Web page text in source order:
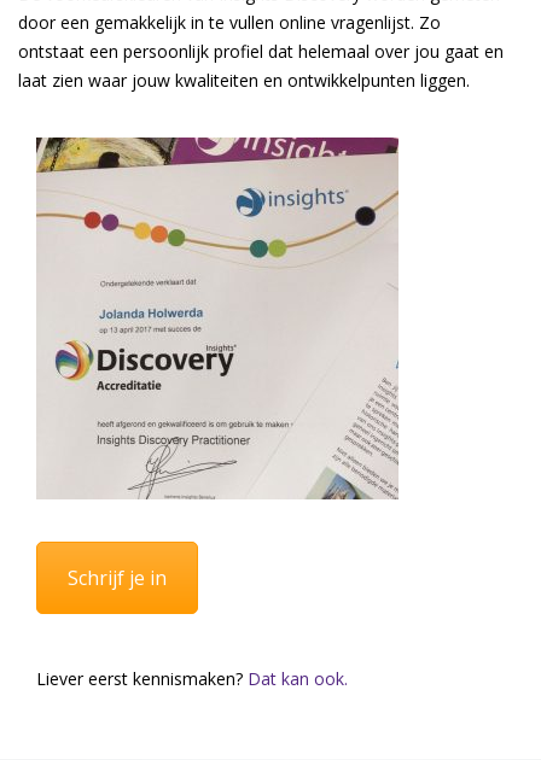
door een gemakkelijk in te vullen online vragenlijst. Zo
ontstaat een persoonlijk profiel dat helemaal over jou gaat en
laat zien waar jouw kwaliteiten en ontwikkelpunten liggen.
Schrijf je in
Liever eerst kennismaken? Dat kan ook.